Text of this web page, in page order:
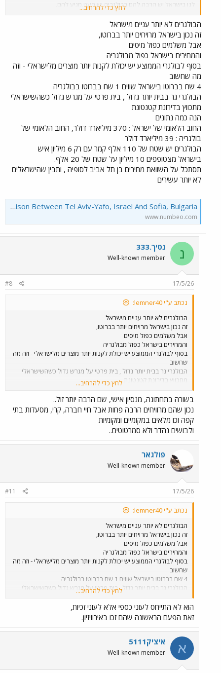
לנו בישראל יש הרבה,להם בבולגריה יש מעט.מגיע להם.
הערה:סופסוף,יש מדינה באירופה שאיננה אנטישמית.האירוויזיון בבולגריה
שנה הבאה,יעבור חלק
בלי קריאות בוז,כי העם הבולגרי תמיד היה נוח ליהודים.##
לחץ כדי להרחיב...
הבולגרים לא יותר עניים מישראל
זה נכון בישראל מרויחים יותר בברוטו,
אבל משלמים כפול מיסים
והמחירים בישראל כפול מבולגריה
בסוף לבולגרי הממוצע יש יכולת לקנות יותר מוצרים מלישראלי - וזה
מה שחשוב
4 שח בברוטו בישראל שווים 1 שח בברוטו בבולגריה
הבולגרי גר בבית יותר גדול , בית פרטי על מגרש גדול כשהשישראלי
מתכווץ בדירונת קטנטונת
הנה כמה נתונים
החוב הלאומי של ישראל : 370 מיליארד דולר, החוב הלאומי של
בולגריה : 39 מיליארד דולר
הבולגרים יש שטח של 110 אלף קמר עם רק 6 מיליון איש
בישראל מצטופפים 10 מיליון על שטח של 20 אלף.
תסתכל על השוואת מחירים בן תל אביב לסופיה , ותבין שהישראלים
לא יותר עשירים
Cost of Living Comparison Between Tel Aviv-Yafo, Israel And Sofia, Bulgaria
www.numbeo.com
נ נסיך.333
Well-known member
17/5/26
#8
נכתב ע"י lemner40:
הבולגרים לא יותר עניים מישראל
זה נכון בישראל מרויחים יותר בברוטו,
אבל משלמים כפול מיסים
והמחירים בישראל כפול מבולגריה
בסוף לבולגרי הממוצע יש יכולת לקנות יותר מוצרים מלישראלי - וזה מה
שחשוב
הבולגרי גר בבית יותר גדול , בית פרטי על מגרש גדול כשהשישראלי
מתכווץ בדירונת קטנטונת
החוב הלאומי של ישראל : 370 מיליארד דולר, החוב הלאומי של בולגריה
: 39 מיליארד דולר
הבולגרים יש שטח של 110 אלף קמר עם רק 6 מיליון איש
בישראל מצטופפים 10 מיליון על שטח של 20 אלף.
תסתכל על השוואת מחירים בן תל אביב לסופיה , ותבין שהישראלים לא
יותר עשירים
Cost of Living Comparison Between Tel Aviv-Yafo, Israel And Sofia, Bulgaria
לחץ כדי להרחיב...
בשורה בתחתונה, מנסיון אישי, שם הרבה יותר זול..
נכון שהם מרוויחים הרבה פחות אבל חיי חברה, קרי, מסעדות בתי
קפה וכו מלאים במקומיים ומקומיות
ולבושים נהדר ולא סמרטוטים..
פולגאר
Well-known member
17/5/26
#11
נכתב ע"י lemner40:
הבולגרים לא יותר עניים מישראל
זה נכון בישראל מרויחים יותר בברוטו,
אבל משלמים כפול מיסים
והמחירים בישראל כפול מבולגריה
בסוף לבולגרי הממוצע יש יכולת לקנות יותר מוצרים מלישראלי - וזה מה
שחשוב
4 שח בברוטו בישראל שווים 1 שח בברוטו בבולגריה
הבולגרי גר בבית יותר גדול , בית פרטי על מגרש גדול כשהשישראלי
הנה כמה נתונים
החוב הלאומי של ישראל : 370 מיליארד דולר, החוב הלאומי של בולגריה
: 39 מיליארד דולר
הבולגרים יש שטח של 110 אלף קמר עם רק 6 מיליון איש
בישראל מצטופפים 10 מיליון על שטח של 20 אלף.
תסתכל על השוואת מחירים בן תל אביב לסופיה , ותבין שהישראלים לא
יותר עשירים
לחץ כדי להרחיב...
הוא לא התייחס לעוני כספי אלא לעוני זכיות,
זאת הפעם הראשונה שהם זכו באירוויזיון.
א איציק5111
Well-known member